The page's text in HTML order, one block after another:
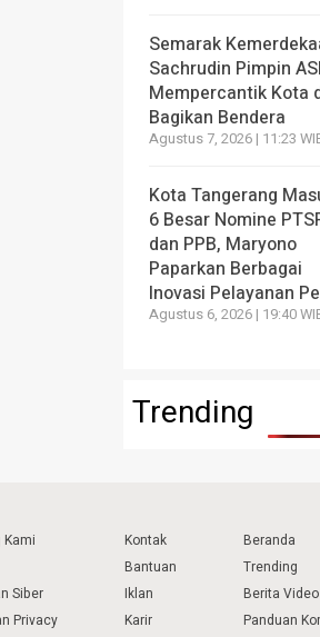
Semarak
Sachrudin Pimpin
Mempercantik Kota
Bagikan Bendera
Agustus 7, 2026 | 11:23
Kota Tangerang
6 Besar Nomine
dan PPB, Maryono
Paparkan Berbagai
Inovasi Pelayanan
Agustus 6, 2026 | 19:40
Trending
Siber
Privacy
Kontak
Bantuan
Iklan
Karir
Beranda
Trending
Berita Video
Panduan